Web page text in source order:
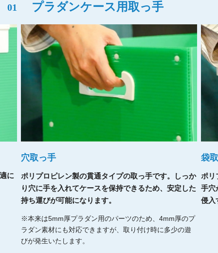
01 プラダンケース用取っ手
に
穴取っ手
ポリプロピレン製の貫通タイプの取っ手です。しっか
り穴に手を入れてケースを保持できるため、安定した
持ち運びが可能になります。
※本来は5mm厚プラダン用のパーツのため、4mm厚のプ
ラダン素材にも対応できますが、取り付け時に多少の遊
びが発生いたします。
袋
ポリ
手穴
侵入